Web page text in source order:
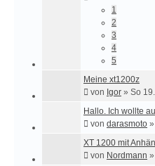
1
2
3
4
5
Meine xt1200z
von Igor » So
Hallo. Ich wollte
von darasmoto »
XT 1200 mit
von Nordmann »